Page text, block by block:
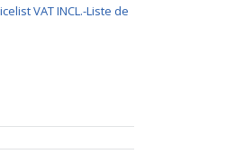
VAT INCL.-Liste de